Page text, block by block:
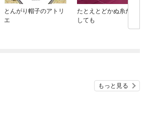
とんがり帽子のアトリ
エ
たとえとどかぬ糸だと
しても
もっと見る